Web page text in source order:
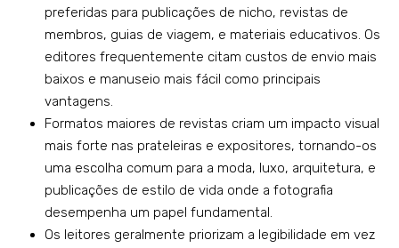
preferidas para publicações de nicho, revistas de
membros, guias de viagem, e materiais educativos. Os
editores frequentemente citam custos de envio mais
baixos e manuseio mais fácil como principais
vantagens.
Formatos maiores de revistas criam um impacto visual
mais forte nas prateleiras e expositores, tornando-os
uma escolha comum para a moda, luxo, arquitetura, e
publicações de estilo de vida onde a fotografia
desempenha um papel fundamental.
Os leitores geralmente priorizam a legibilidade em vez